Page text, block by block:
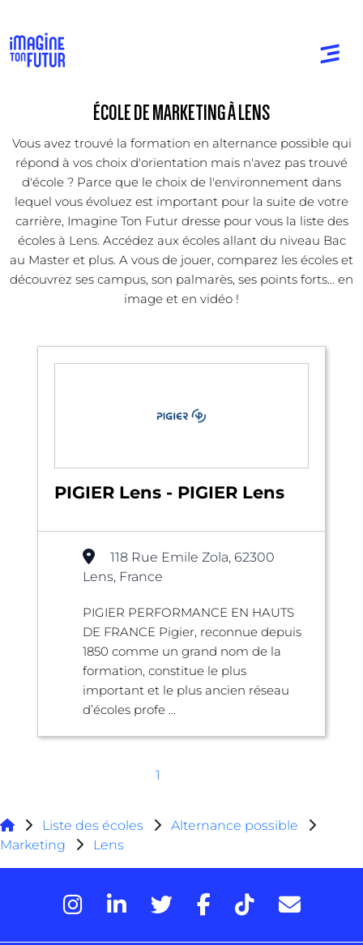
ÉCOLE DE MARKETING À LENS
Vous avez trouvé la formation en alternance possible qui
répond à vos choix d'orientation mais n'avez pas trouvé
d'école ? Parce que le choix de l'environnement dans
lequel vous évoluez est important pour la suite de votre
carrière, Imagine Ton Futur dresse pour vous la liste des
écoles à Lens. Accédez aux écoles allant du niveau Bac
au Master et plus. A vous de jouer, comparez les écoles et
découvrez ses campus, son palmarès, ses points forts... en
image et en vidéo !
PIGIER Lens - PIGIER Lens
118 Rue Emile Zola, 62300
Lens, France
PIGIER PERFORMANCE EN HAUTS
DE FRANCE Pigier, reconnue depuis
1850 comme un grand nom de la
formation, constitue le plus
important et le plus ancien réseau
d’écoles profe ...
1
Liste des écoles
Alternance possible
Marketing
Lens